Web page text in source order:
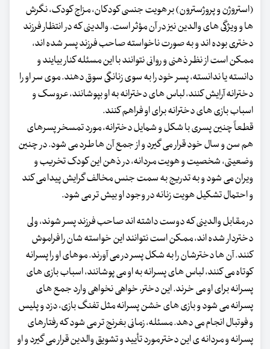
(استروژن و پروژسترون) بر هویت جنسی کودکان، مزاج کودک، نگرش
ها و ویژگی های والدین نیز در آن مؤثر است. والدینی که در انتظار فرزند
دختری بوده اند و به صورت ناخواسته صاحب فرزند پسر شده اند،
ممکن است از نظر ذهنی و روانی نتوانند با این مسئله کنار بیایند و
دانسته یا ندانسته، پسر خود را به سوی زنانگی سوق دهند. موی سر او را
دخترانه آرایش کنند، لباس های دخترانه به او بپوشانند، عروسک و
اسباب بازی های دخترانه برای او فراهم کنند.
قطعاً چنین پسری با شکل و شمایل دخترانه، مورد تمسخر پسرهای
هم سن و سال خود قرار می گیرد و از جمع آن ها طرد می شود. در چنین
وضعیتی، شخصیت و هویت مردانه، در ذهن این کودک تخریب و
ویران می شود و به تدریج به سمت جنس مخالف گرایش پیدا می کند
و احتمال تشکیل هویت زنانه در وجود او بیش تر می شود.
در مقابل والدینی که دوست داشته اند صاحب فرزند پسر شوند، ولی
دختردار شده اند، ممکن است نتوانند این خواسته شان را فراموش
کنند. آن ها دخترشان را به شکل پسر در می آورند. موهای او را پسرانه
کوتاه می کنند، لباس های پسرانه به او می پوشانند، اسباب بازی های
پسرانه برای او می خرند. این دختر، خواهی نخواهی وارد جمع های
پسرانه می شود و بازی های خشن پسرانه مثل تفنگ بازی، دزد و پلیس
و فوتبال انجام می دهد. مسئله، زمانی بغرنج تر می شود که رفتارهای
پسرانه و مردانه ی این دختر مورد تأیید و تشویق والدین قرار می گیرد و او